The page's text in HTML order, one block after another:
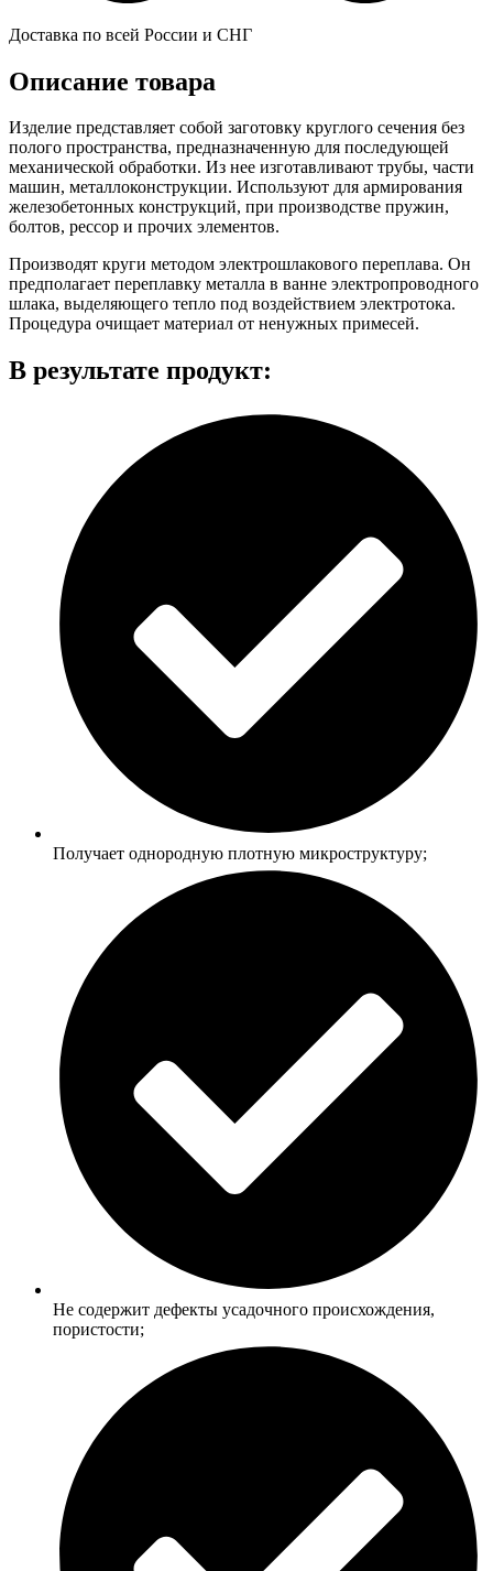
Доставка по всей России и СНГ
Описание товара
Изделие представляет собой заготовку круглого сечения без
полого пространства, предназначенную для последующей
механической обработки. Из нее изготавливают трубы, части
машин, металлоконструкции. Используют для армирования
железобетонных конструкций, при производстве пружин,
болтов, рессор и прочих элементов.
Производят круги методом электрошлакового переплава. Он
предполагает переплавку металла в ванне электропроводного
шлака, выделяющего тепло под воздействием электротока.
Процедура очищает материал от ненужных примесей.
В результате продукт:
Получает однородную плотную микроструктуру;
Не содержит дефекты усадочного происхождения,
пористости;